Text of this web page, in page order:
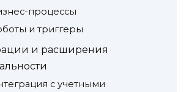
процессы
и триггеры
и расширения
с учетными